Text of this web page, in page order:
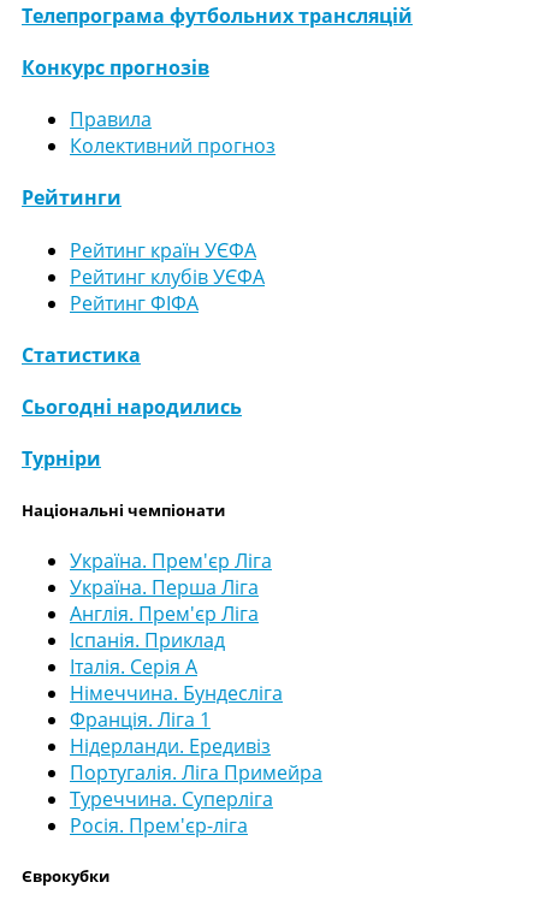
Телепрограма футбольних трансляцій
Конкурс прогнозів
Правила
Колективний прогноз
Рейтинги
Рейтинг країн УЄФА
Рейтинг клубів УЄФА
Рейтинг ФІФА
Статистика
Сьогодні народились
Турніри
Національні чемпіонати
Україна. Прем'єр Ліга
Україна. Перша Ліга
Англія. Прем'єр Ліга
Іспанія. Приклад
Італія. Серія А
Німеччина. Бундесліга
Франція. Ліга 1
Нідерланди. Ередивіз
Португалія. Ліга Примейра
Туреччина. Суперліга
Росія. Прем'єр-ліга
Єврокубки